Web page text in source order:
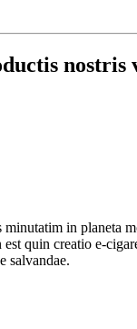
in planeta
quin creatio e-
salvandae.